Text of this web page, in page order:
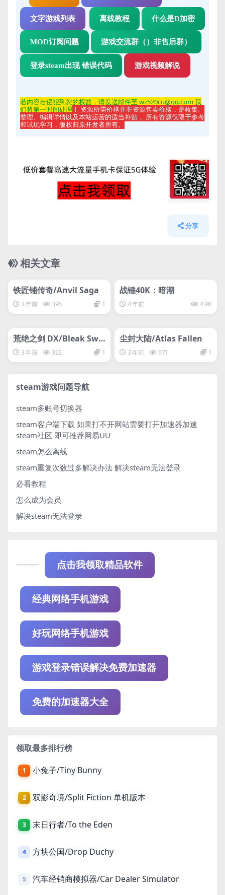
文字游戏列表 离线教程 什么是D加密
MOD订阅问题 游戏交流群（）非售后群）
登录steam出现 错误代码 游戏视频解说
若内容若侵犯到您的权益，请发送邮件至 wz520cu@qq.com 我
们将第一时间处理 ！ 资源所需价格并非资源售卖价格，是收集、
整理、编辑详情以及本站运营的适当补贴， 所有资源仅限于参考
和试玩学习，版权归原开发者所有。
分享
相关文章
svip专属
铁匠铺传奇/Anvil Saga
3 年前 396 1
战锤40K：暗潮
4 年前 4.9K
svip专属
荒绝之剑 DX/Bleak Swo
rd DX
3 年前 322 1
svip专属
尘封大陆/Atlas Fallen
3 年前 671 1
steam游戏问题导航
steam多账号切换器
steam客户端下载 如果打不开网站需要打开加速器加速
steam社区 即可推荐网易UU
steam怎么离线
steam重复次数过多解决办法 解决steam无法登录
必看教程
怎么成为会员
解决steam无法登录
--------- 点击我领取精品软件
经典网络手机游戏
好玩网络手机游戏
游戏登录错误解决免费加速器
免费的加速器大全
领取最多排行榜
1 小兔子/Tiny Bunny
2 双影奇境/Split Fiction 单机版本
3 末日行者/To the Eden
4 方块公国/Drop Duchy
5 汽车经销商模拟器/Car Dealer Simulator